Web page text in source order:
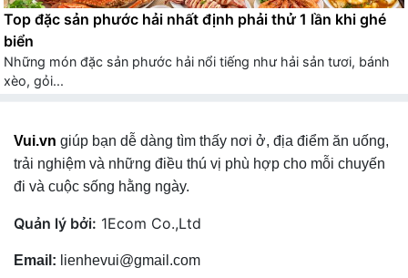
Top đặc sản phước hải nhất định phải thử 1 lần khi ghé
biển
Những món đặc sản phước hải nổi tiếng như hải sản tươi, bánh
xèo, gỏi...
Vui.vn giúp bạn dễ dàng tìm thấy nơi ở, địa điểm ăn uống,
trải nghiệm và những điều thú vị phù hợp cho mỗi chuyến
đi và cuộc sống hằng ngày.
Quản lý bởi: 1Ecom Co.,Ltd
Email: lienhevui@gmail.com